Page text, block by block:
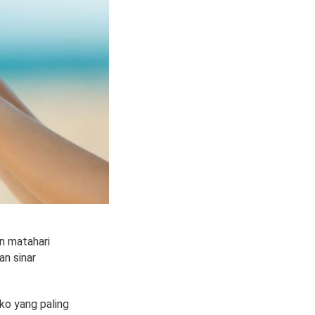
matahari
sinar
yang paling